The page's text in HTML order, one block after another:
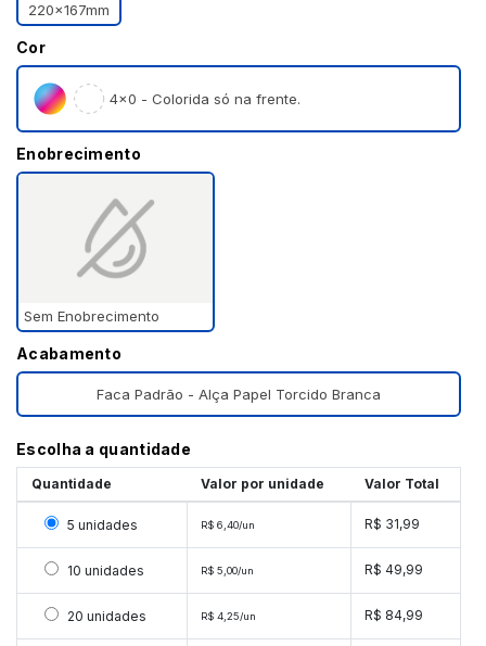
220x167mm
Cor
4×0 - Colorida só na frente.
Enobrecimento
Sem Enobrecimento
Acabamento
Faca Padrão - Alça Papel Torcido Branca
Escolha a quantidade
Quantidade Valor por unidade Valor Total
Selecionar 5 unidades
5 unidades R$ 6,40/un R$ 31,99
Selecionar 10 unidades
10 unidades R$ 5,00/un R$ 49,99
Selecionar 20 unidades
20 unidades R$ 4,25/un R$ 84,99